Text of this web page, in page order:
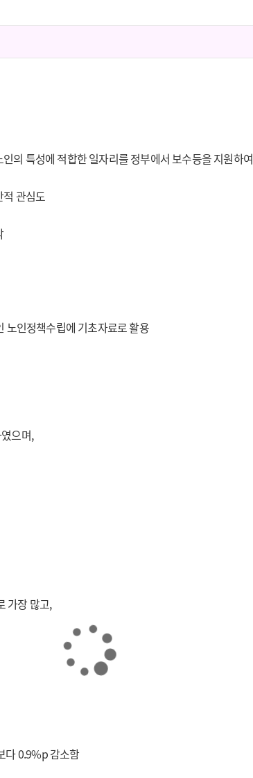
특성에 적합한 일자리를 정부에서 보수등을 지원하
관심도
노인정책수립에 기초자료로 활용
으며,
가장 많고,
다 0.9%p 감소함